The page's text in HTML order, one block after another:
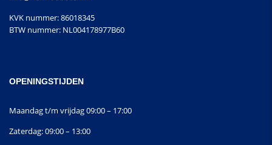
KVK nummer: 86018345
BTW nummer: NL004178977B60
OPENINGSTIJDEN
Maandag t/m vrijdag 09:00 – 17:00
Zaterdag: 09:00 – 13:00